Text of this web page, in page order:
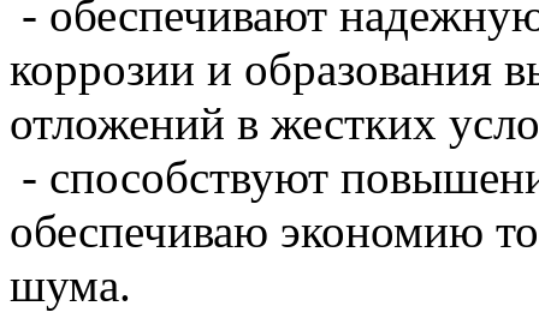
- обеспечивают
коррозии и образования
отложений в жестких
- способствуют
обеспечиваю экономию
шума.